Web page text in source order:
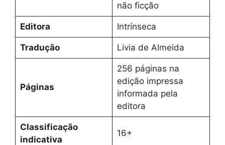
não ficção
Editora Intrínseca
Tradução Livia de Almeida
Páginas
256 páginas na
edição impressa
informada pela
editora
Classificação
indicativa
16+